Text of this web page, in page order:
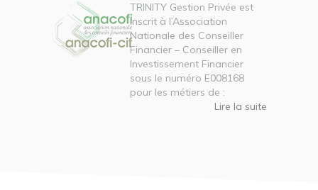
TRINITY Gestion Privée est
inscrit à l’Association
Nationale des Conseiller
Financier – Conseiller en
Investissement Financier
sous le numéro E008168
pour les métiers de :
Lire la suite